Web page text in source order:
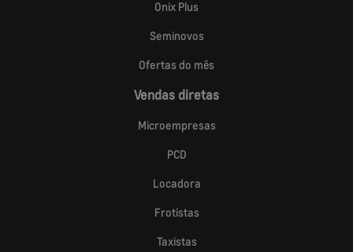
Onix Plus
Seminovos
Ofertas do mês
Vendas diretas
Microempresas
PCD
Locadora
Frotistas
Taxistas